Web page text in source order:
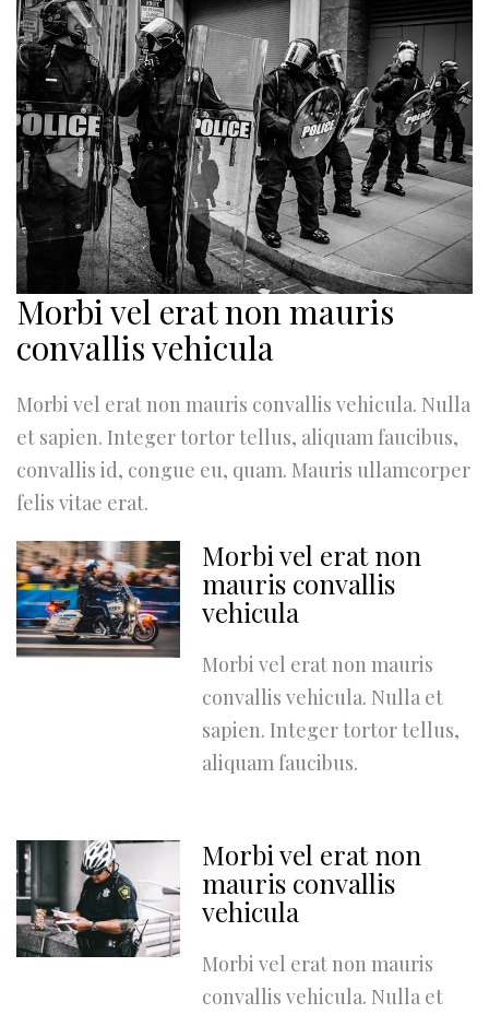
Morbi vel erat non mauris
convallis vehicula
Morbi vel erat non mauris convallis vehicula. Nulla
et sapien. Integer tortor tellus, aliquam faucibus,
convallis id, congue eu, quam. Mauris ullamcorper
felis vitae erat.
Morbi vel erat non
mauris convallis
vehicula
Morbi vel erat non mauris
convallis vehicula. Nulla et
sapien. Integer tortor tellus,
aliquam faucibus.
Morbi vel erat non
mauris convallis
vehicula
Morbi vel erat non mauris
convallis vehicula. Nulla et